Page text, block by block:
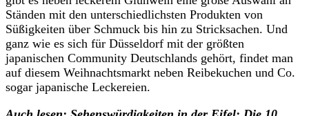
Ständen mit den unterschiedlichsten Produkten von
Süßigkeiten über Schmuck bis hin zu Stricksachen. Und
ganz wie es sich für Düsseldorf mit der größten
japanischen Community Deutschlands gehört, findet man
auf diesem Weihnachtsmarkt neben Reibekuchen und Co.
sogar japanische Leckereien.